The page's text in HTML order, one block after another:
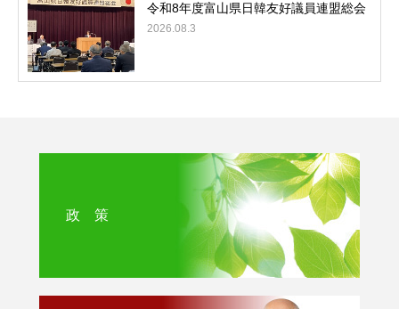
令和8年度富山県日韓友好議員連盟総会
2026.08.3
政 策